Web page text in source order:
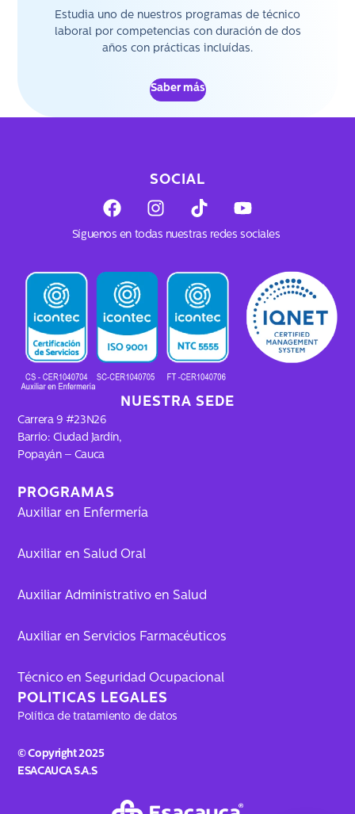
Estudia uno de nuestros programas de técnico
laboral por competencias con duración de dos
años con prácticas incluídas.
Saber más
POLITICAS LEGALES
Política de tratamiento de datos
© Copyright 2025
ESACAUCA S.A.S
PROGRAMAS
Auxiliar en Enfermería
Auxiliar en Salud Oral
Auxiliar Administrativo en Salud
Auxiliar en Servicios Farmacéuticos
Técnico en Seguridad Ocupacional
NUESTRA SEDE
Carrera 9 #23N26
Barrio: Ciudad Jardín,
Popayán – Cauca
SOCIAL
F
a
c
b
o
o
k
I
n
s
a
a
T
i
k
o
k
Y
o
u
b
e
Síguenos en todas nuestras redes sociales